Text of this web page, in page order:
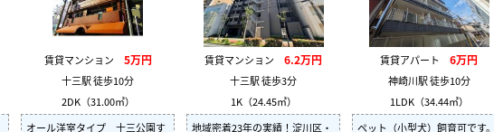
賃貸マンション 5万円
十三駅 徒歩10分
2DK（31.00㎡）
オール洋室タイプ 十三公園す
賃貸マンション 6.2万円
十三駅 徒歩3分
1K（24.45㎡）
地域密着23年の実績！淀川区・
賃貸アパート 6万円
神崎川駅 徒歩10分
1LDK（34.44㎡）
ペット（小型犬）飼育可です